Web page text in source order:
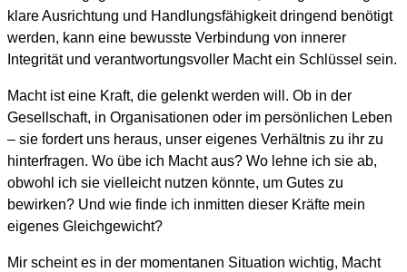
klare Ausrichtung und Handlungsfähigkeit dringend benötigt
werden, kann eine bewusste Verbindung von innerer
Integrität und verantwortungsvoller Macht ein Schlüssel sein.
Macht ist eine Kraft, die gelenkt werden will. Ob in der
Gesellschaft, in Organisationen oder im persönlichen Leben
– sie fordert uns heraus, unser eigenes Verhältnis zu ihr zu
hinterfragen. Wo übe ich Macht aus? Wo lehne ich sie ab,
obwohl ich sie vielleicht nutzen könnte, um Gutes zu
bewirken? Und wie finde ich inmitten dieser Kräfte mein
eigenes Gleichgewicht?
Mir scheint es in der momentanen Situation wichtig, Macht